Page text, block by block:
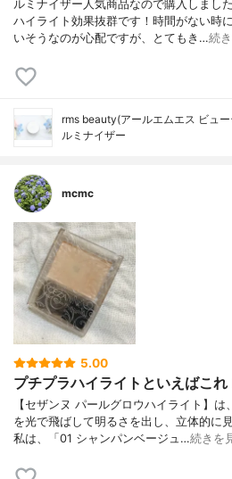
ルミナイザー人気商品なので購入しまし
ハイライト効果抜群です！時間がない時
いそうなのが心配ですが、とてもき…続
rms beauty(アールエムエス ビュー
ルミナイザー
mcmc
5.00
プチプラハイライトといえばこれ
【セザンヌ パールグロウハイライト】
を光で飛ばして明るさを出し、立体的に
私は、「01 シャンパンベージュ…続きを